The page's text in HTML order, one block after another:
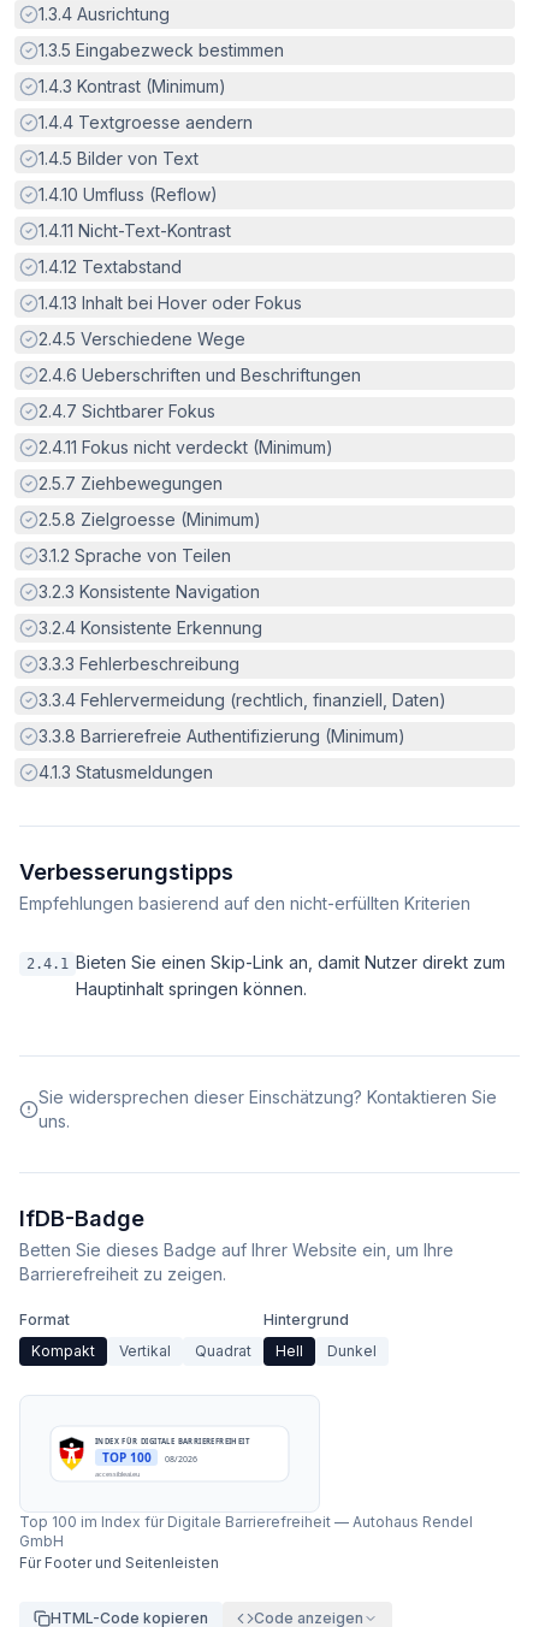
Erfüllt:
1.3.4 Ausrichtung
Erfüllt:
1.3.5 Eingabezweck bestimmen
Erfüllt:
1.4.3 Kontrast (Minimum)
Erfüllt:
1.4.4 Textgroesse aendern
Erfüllt:
1.4.5 Bilder von Text
Erfüllt:
1.4.10 Umfluss (Reflow)
Erfüllt:
1.4.11 Nicht-Text-Kontrast
Erfüllt:
1.4.12 Textabstand
Erfüllt:
1.4.13 Inhalt bei Hover oder Fokus
Erfüllt:
2.4.5 Verschiedene Wege
Erfüllt:
2.4.6 Ueberschriften und Beschriftungen
Erfüllt:
2.4.7 Sichtbarer Fokus
Erfüllt:
2.4.11 Fokus nicht verdeckt (Minimum)
Erfüllt:
2.5.7 Ziehbewegungen
Erfüllt:
2.5.8 Zielgroesse (Minimum)
Erfüllt:
3.1.2 Sprache von Teilen
Erfüllt:
3.2.3 Konsistente Navigation
Erfüllt:
3.2.4 Konsistente Erkennung
Erfüllt:
3.3.3 Fehlerbeschreibung
Erfüllt:
3.3.4 Fehlervermeidung (rechtlich, finanziell, Daten)
Erfüllt:
3.3.8 Barrierefreie Authentifizierung (Minimum)
Erfüllt:
4.1.3 Statusmeldungen
Verbesserungstipps
Empfehlungen basierend auf den nicht-erfüllten Kriterien
2.4.1 Bieten Sie einen Skip-Link an, damit Nutzer direkt zum
Hauptinhalt springen können.
Sie widersprechen dieser Einschätzung? Kontaktieren Sie
uns.
IfDB-Badge
Betten Sie dieses Badge auf Ihrer Website ein, um Ihre
Barrierefreiheit zu zeigen.
Format
Kompakt
Vertikal Quadrat
Hintergrund
Hell
Dunkel
INDEX FÜR DIGITALE BARRIEREFREIHEIT
TOP 100 08/2026
accessibleai.eu
Top 100 im Index für Digitale Barrierefreiheit — Autohaus Rendel
GmbH
Für Footer und Seitenleisten
HTML-Code kopieren Code anzeigen